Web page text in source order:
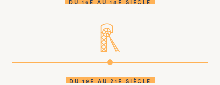
DU 16E AU 18E SIÈCLE
DU 19E AU 21E SIÈCLE